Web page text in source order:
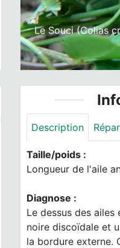
Le Souci (Colias
Description
Taille/poids :
Longueur de l'aile
Diagnose :
Le dessus des
noire discoïdale et
la bordure externe.